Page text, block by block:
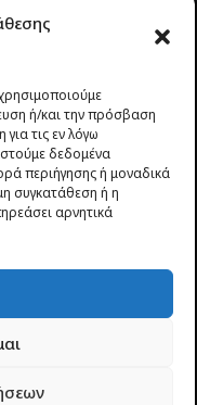
ή/και την πρόσβαση
τις εν λόγω
δεδομένα
περιήγησης ή μοναδικά
συγκατάθεση ή η
αρνητικά
(έναντι γηπέδου